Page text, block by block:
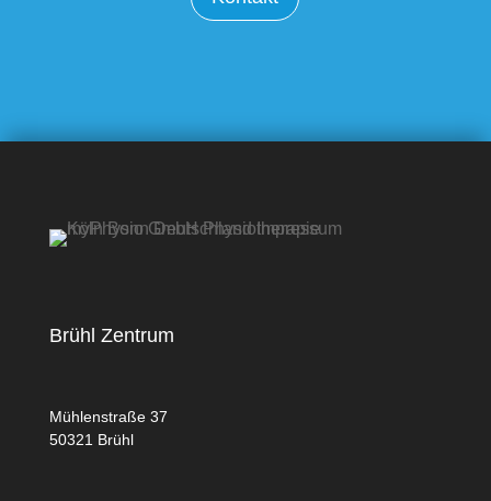
Brühl Zentrum
Mühlenstraße 37
50321 Brühl